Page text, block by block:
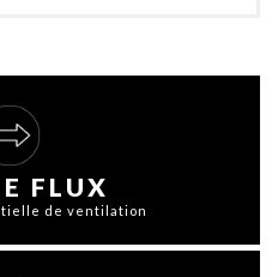
FLUX
de ventilation